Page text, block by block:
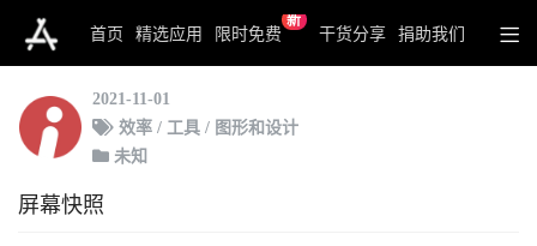
首页 精选应用 限时免费
新
干货分享 捐助我们
iSlide
2021-11-01
效率 / 工具 / 图形和设计
未知
屏幕快照